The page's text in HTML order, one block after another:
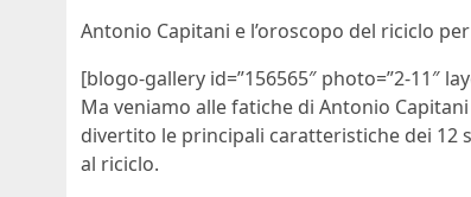
Antonio Capitani e l’oroscopo del riciclo per
[blogo-gallery id=”156565″ photo=”2-11″
Ma veniamo alle fatiche di Antonio
divertito le principali caratteristiche dei 12
al riciclo.